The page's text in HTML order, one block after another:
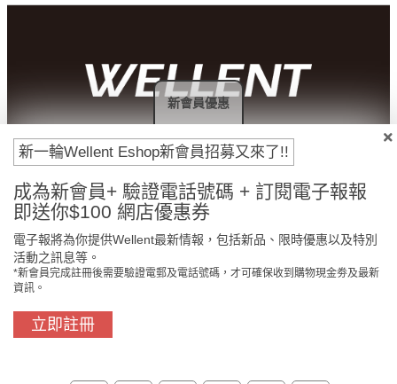
付款方法
新一輪Wellent Eshop新會員招募又來了!!
成為新會員+ 驗證電話號碼 + 訂閱電子報報
即送你$100 網店優惠券
電子報將為你提供Wellent最新情報，包括新品、限時優惠以及特別
活動之訊息等。
*新會員完成註冊後需要驗證電郵及電話號碼，才可確保收到購物現金劵及最新
資訊。
立即註冊
新會員優惠